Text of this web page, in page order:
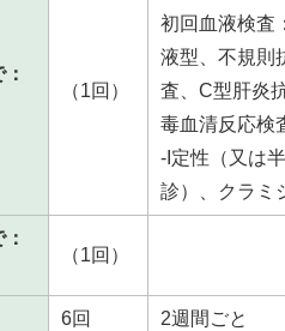
（1回）
初回血液検査
液型、不規則
査、C型肝炎
毒血清反応検
-I定性（又は
診）、クラミ
（1回）
6回 2週間ごと